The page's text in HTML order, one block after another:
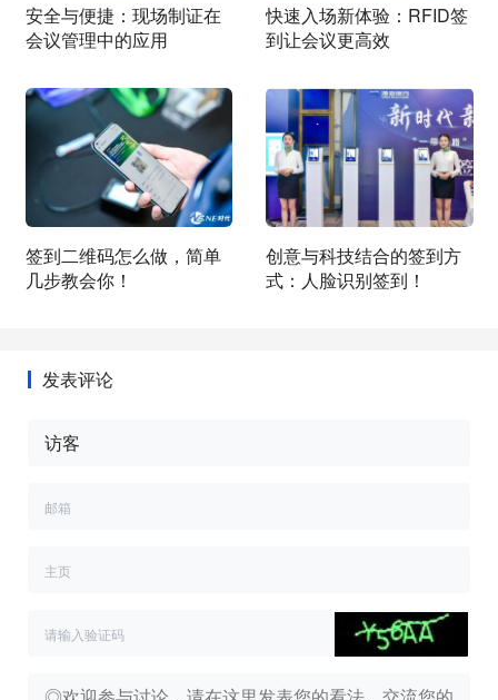
安全与便捷：现场制证在
会议管理中的应用
快速入场新体验：RFID签
到让会议更高效
签到二维码怎么做，简单
几步教会你！
创意与科技结合的签到方
式：人脸识别签到！
发表评论